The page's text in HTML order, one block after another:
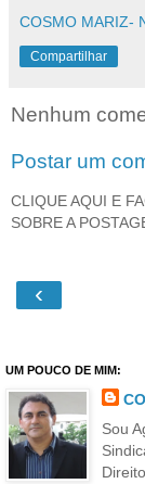
COSMO MARIZ-
Compartilhar
Nenhum
Postar um
CLIQUE AQUI E
SOBRE A
‹
UM POUCO DE MIM:
Sou